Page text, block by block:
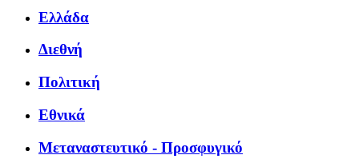
Ελλάδα
Διεθνή
Πολιτική
Εθνικά
Μεταναστευτικό - Προσφυγικό